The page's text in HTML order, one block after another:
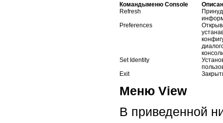
Командыменю Console
Refresh
Preferences
Set Identity
Exit
Меню View
В приведенной